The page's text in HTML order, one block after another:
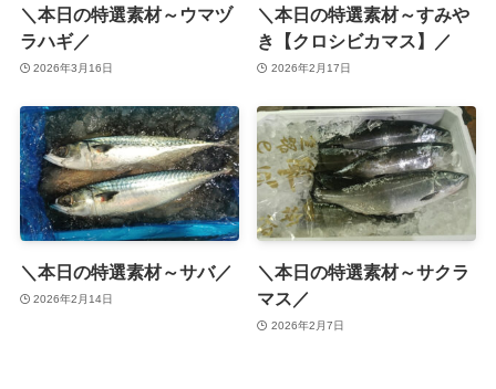
＼本日の特選素材～ウマヅ
ラハギ／
2026年3月16日
＼本日の特選素材～すみや
き【クロシビカマス】／
2026年2月17日
＼本日の特選素材～サバ／
2026年2月14日
＼本日の特選素材～サクラ
マス／
2026年2月7日